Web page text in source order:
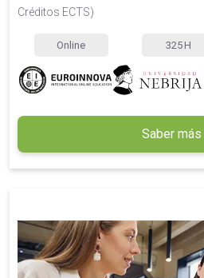
Créditos ECTS)
Online 325 H
Saber más